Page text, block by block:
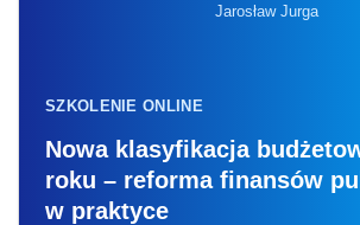
Jarosław Jurga
SZKOLENIE ONLINE
Nowa klasyfikacja
roku – reforma finansów
w praktyce